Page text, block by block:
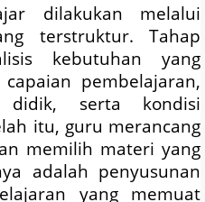
dilakukan melalui
terstruktur. Tahap
kebutuhan yang
pembelajaran,
didik, serta kondisi
itu, guru merancang
memilih materi yang
adalah penyusunan
yang memuat